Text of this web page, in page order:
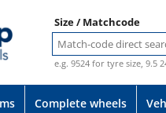
Size / Matchcode
e.g. 9524 for tyre size, 9.5
Complete wheels